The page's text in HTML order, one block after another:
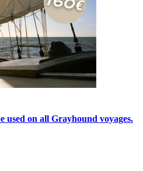
used on all Grayhound voyages.